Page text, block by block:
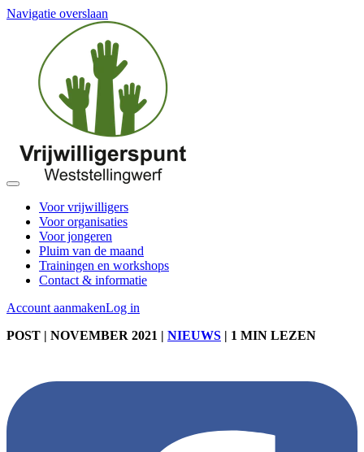
Navigatie overslaan
Voor vrijwilligers
Voor organisaties
Voor jongeren
Pluim van de maand
Trainingen en workshops
Contact & informatie
Account aanmakenLog in
POST | NOVEMBER 2021 | NIEUWS | 1 MIN LEZEN